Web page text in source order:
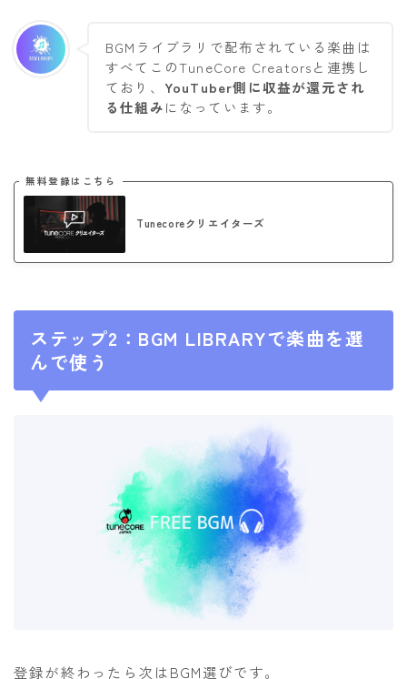
BGMライブラリで配布されている楽曲は
すべてこのTuneCore Creatorsと連携し
ており、 YouTuber側に収益が還元され
る仕組みになっています。
無料登録はこちら
Tunecoreクリエイターズ
ステップ2：BGM LIBRARYで楽曲を選
んで使う
登録が終わったら次はBGM選びです。